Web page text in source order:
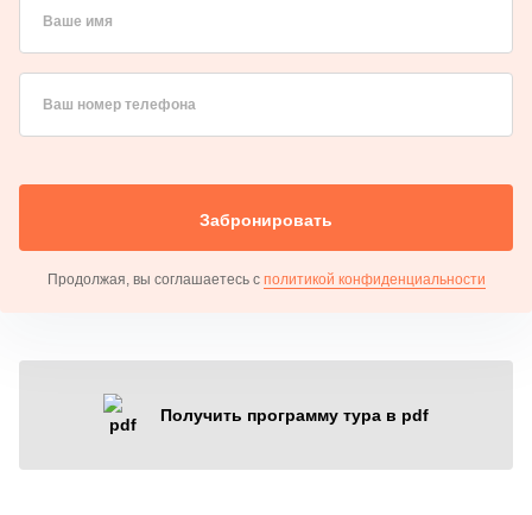
Ваше имя
Ваш номер телефона
Забронировать
Продолжая, вы соглашаетесь с политикой конфиденциальности
Получить программу тура в pdf